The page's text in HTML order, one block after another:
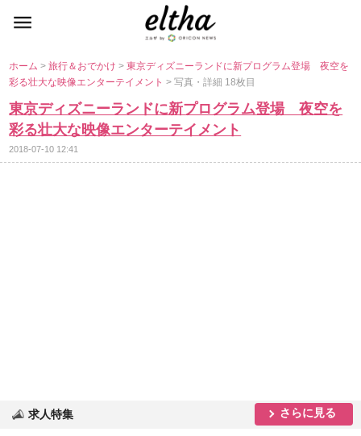
ホーム>旅行＆おでかけ>東京ディズニーランドに新プログラム登場 夜空を
彩る壮大な映像エンターテイメント> 写真・詳細 18枚目
東京ディズニーランドに新プログラム登場 夜空を
彩る壮大な映像エンターテイメント
2018-07-10 12:41
求人特集 さらに見る